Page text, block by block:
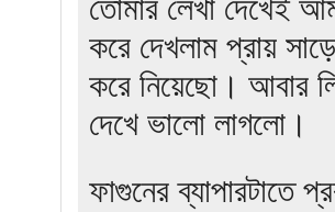
তোমার লেখা দেখেই
করে দেখলাম প্রায়
করে নিয়েছো। আবার
দেখে ভালো লাগলো।
ফাগুনের ব্যাপারটাতে